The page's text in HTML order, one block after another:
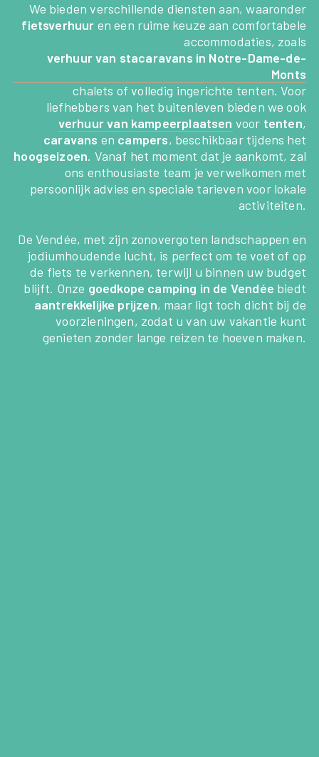
We bieden verschillende diensten aan, waaronder
fietsverhuur en een ruime keuze aan comfortabele
accommodaties, zoals
verhuur van stacaravans in Notre-Dame-de-
Monts
chalets of volledig ingerichte tenten. Voor
liefhebbers van het buitenleven bieden we ook
verhuur van kampeerplaatsen voor tenten,
caravans en campers, beschikbaar tijdens het
hoogseizoen. Vanaf het moment dat je aankomt, zal
ons enthousiaste team je verwelkomen met
persoonlijk advies en speciale tarieven voor lokale
activiteiten.
De Vendée, met zijn zonovergoten landschappen en
jodiumhoudende lucht, is perfect om te voet of op
de fiets te verkennen, terwijl u binnen uw budget
blijft. Onze goedkope camping in de Vendée biedt
aantrekkelijke prijzen, maar ligt toch dicht bij de
voorzieningen, zodat u van uw vakantie kunt
genieten zonder lange reizen te hoeven maken.